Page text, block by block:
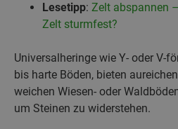
Lesetipp: Zelt abspannen
Zelt sturmfest?
Universalheringe wie Y- oder V-
bis harte Böden, bieten
weichen Wiesen- oder
um Steinen zu widerstehen.